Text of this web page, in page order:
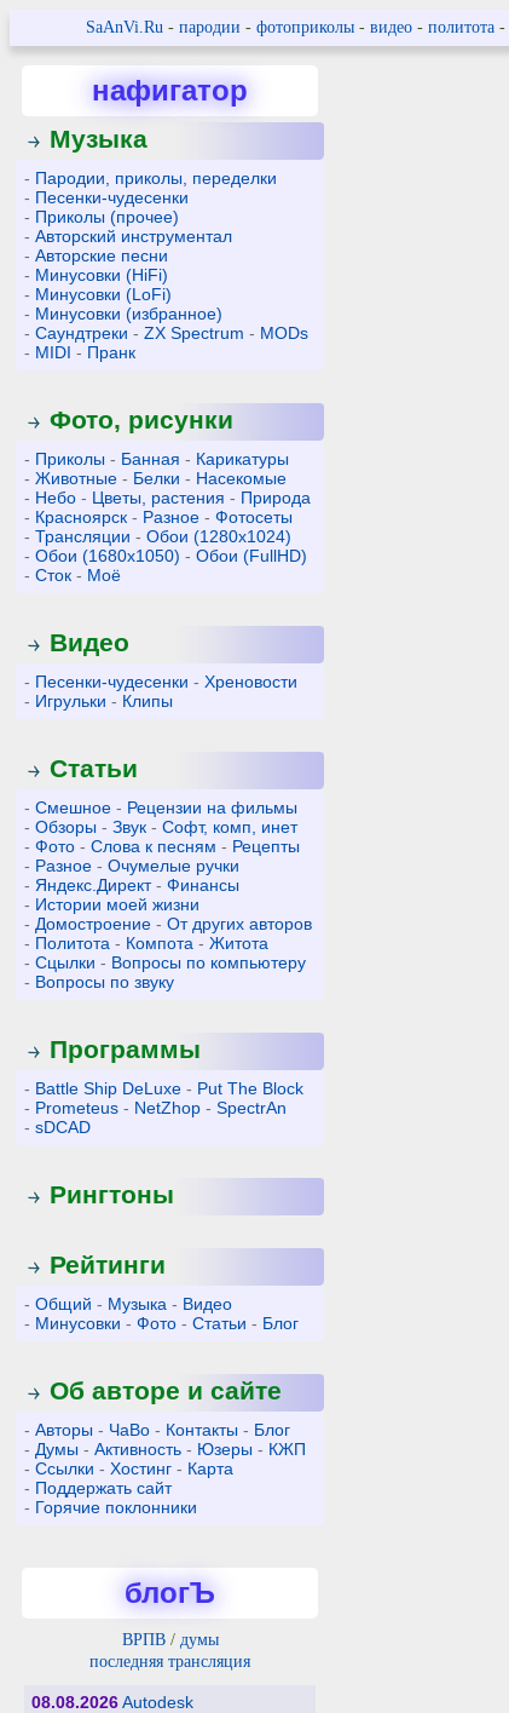
SaAnVi.Ru- пародии - фотоприколы- видео- политота-
нафигатор
Музыка
- Пародии, приколы, переделки
- Песенки-чудесенки
- Приколы (прочее)
-Авторский инструментал
-Авторские песни
- Минусовки (HiFi)
- Минусовки (LoFi)
- Минусовки (избранное)
-Саундтреки -ZX Spectrum - MODs
- MIDI - Пранк
Фото, рисунки
- Приколы - Банная - Карикатуры
-Животные - Белки - Насекомые
- Небо - Цветы, растения - Природа
- Красноярск - Разное -Фотосеты
-Трансляции -Обои (1280x1024)
-Обои (1680x1050) -Обои (FullHD)
-Сток - Моё
Видео
- Песенки-чудесенки -Хреновости
- Игрульки - Клипы
Статьи
-Смешное - Рецензии на фильмы
-Обзоры -Звук -Софт, комп, инет
-Фото -Слова к песням - Рецепты
- Разное -Очумелые ручки
- Яндекс.Директ-Финансы
- Истории моей жизни
- Домостроение -От других авторов
- Политота - Компота -Житота
-Сцылки - Вопросы по компьютеру
- Вопросы по звуку
Программы
- Battle Ship DeLuxe - Put The Block
- Prometeus - NetZhop -SpectrAn
-sDCAD
Рингтоны
Рейтинги
-Общий - Музыка - Видео
- Минусовки -Фото -Статьи - Блог
Об авторе и сайте
-Авторы - ЧаВо - Контакты - Блог
- Думы -Активность - Юзеры - КЖП
-Ссылки -Хостинг - Карта
- Поддержать сайт
- Горячие поклонники
блогЪ
ВРПВ/ думы
последняя трансляция
08.08.2026Autodesk